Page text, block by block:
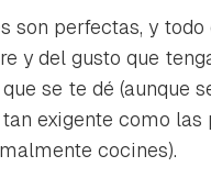
son perfectas, y todo
y del gusto que
se te dé (aunque
exigente como las
cocines).